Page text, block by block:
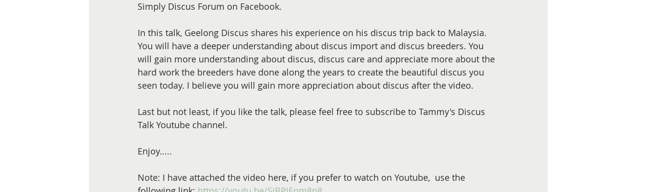
Simply Discus Forum on Facebook.
In this talk, Geelong Discus shares his experience on his discus trip back to Malaysia.
You will have a deeper understanding about discus import and discus breeders. You
will gain more understanding about discus, discus care and appreciate more about the
hard work the breeders have done along the years to create the beautiful discus you
seen today. I believe you will gain more appreciation about discus after the video.
Last but not least, if you like the talk, please feel free to subscribe to Tammy's Discus
Talk Youtube channel.
Enjoy.....
Note: I have attached the video here, if you prefer to watch on Youtube,  use the